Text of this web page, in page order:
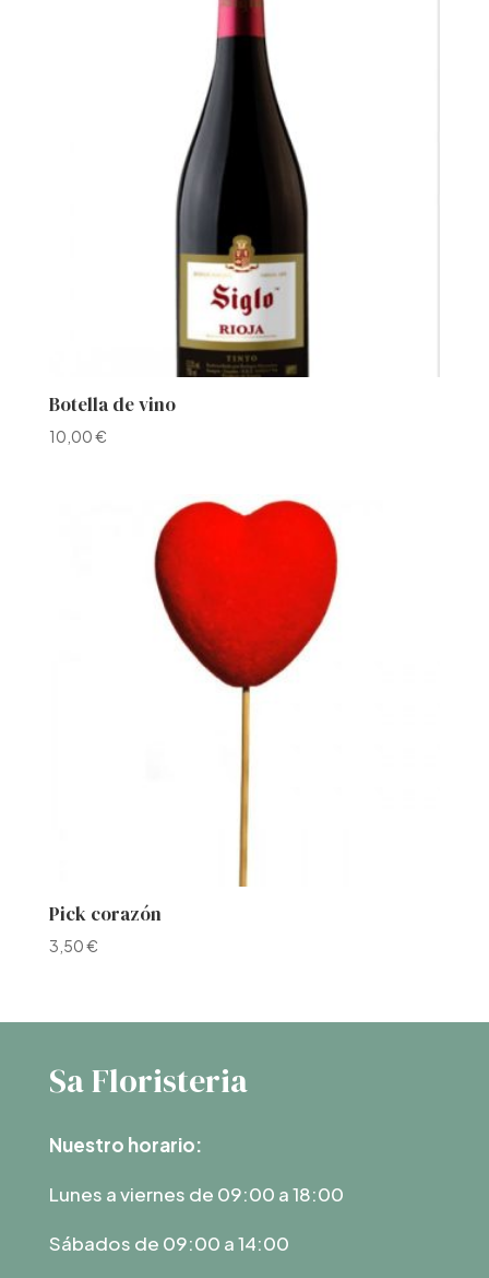
Botella de vino
10,00€
Pick corazón
3,50€
Sa Floristeria
Nuestro horario:
Lunes a viernes de 09:00 a 18:00
Sábados de 09:00 a 14:00